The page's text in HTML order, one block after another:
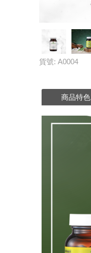
貨號: A0004
商品特色